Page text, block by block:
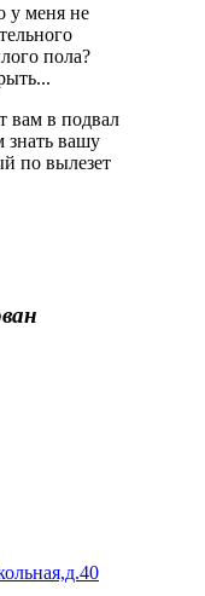
у меня не
пола?
вам в подвал
знать вашу
по вылезет